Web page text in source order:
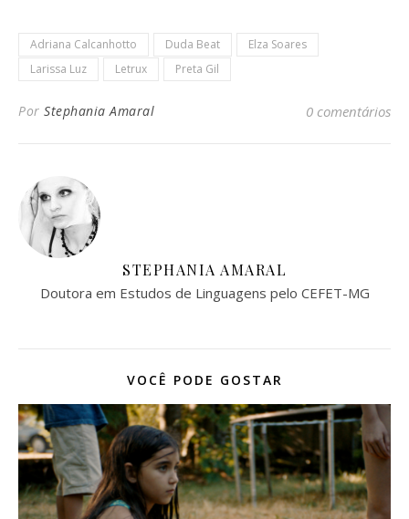
Adriana Calcanhotto Duda Beat
Elza Soares
Larissa Luz
Letrux Preta Gil
Por Stephania Amaral 0 comentários
STEPHANIA AMARAL
Doutora em Estudos de Linguagens pelo CEFET-MG
VOCÊ PODE GOSTAR